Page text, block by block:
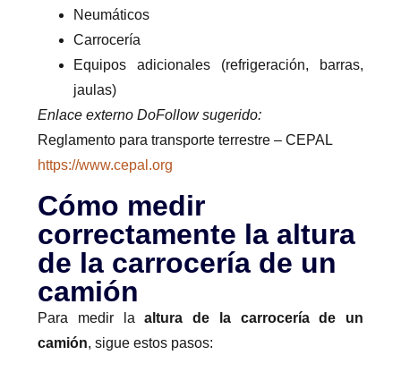
Neumáticos
Carrocería
Equipos adicionales (refrigeración, barras,
jaulas)
Enlace externo DoFollow sugerido:
Reglamento para transporte terrestre – CEPAL
https://www.cepal.org
Cómo medir
correctamente la altura
de la carrocería de un
camión
Para medir laaltura de la carrocería de un
camión, sigue estos pasos: